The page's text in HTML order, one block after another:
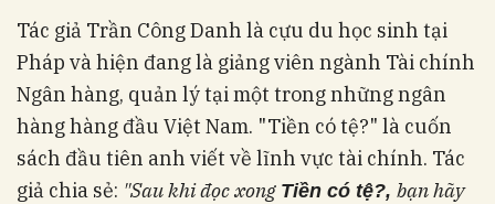
Tác giả Trần Công Danh là cựu du học sinh tại
Pháp và hiện đang là giảng viên ngành Tài chính
Ngân hàng, quản lý tại một trong những ngân
hàng hàng đầu Việt Nam. "Tiền có tệ?" là cuốn
sách đầu tiên anh viết về lĩnh vực tài chính. Tác
giả chia sẻ: "Sau khi đọc xong Tiền có tệ?, bạn hãy